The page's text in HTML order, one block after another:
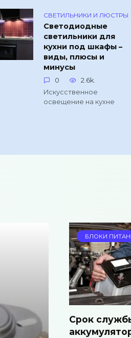
СВЕТИЛЬНИКИ И ЛЮСТРЫ
Светодиодные
светильники для
кухни под шкафы –
виды, плюсы и
минусы
0
2.6k.
Искусственное
освещение на кухне
БЛОКИ
Срок